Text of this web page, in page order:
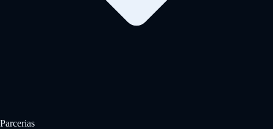
Parcerias